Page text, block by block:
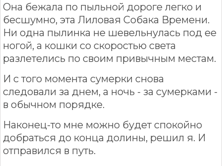
Она бежала по пыльной дороге легко и
бесшумно, эта Лиловая Собака Времени.
Ни одна пылинка не шевельнулась под ее
ногой, а кошки со скоростью света
разлетелись по своим привычным местам.
И с того момента сумерки снова
следовали за днем, а ночь - за сумерками -
в обычном порядке.
Наконец-то мне можно будет спокойно
добраться до конца долины, решил я. И
отправился в путь.